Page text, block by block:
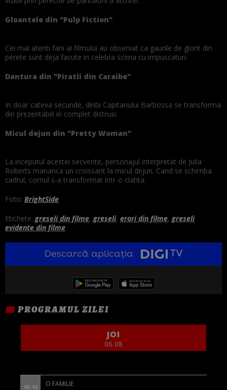
Gloantele din "Pulp Fiction"
Cei mai atenti fani ai filmului au observat ca gaurile de glont din
perete sunt deja facute in celebra scena cu impuscaturi.
Dantura din "Piratii din Caraibe"
In doar cateva secunde, dintii Capitanului Barbossa se transforma
din prezentabili in complet distrusi.
Micul dejun din "Pretty Woman"
La inceputul acestei secvente, personajul interpretat de Julia
Roberts mananca un croissant la micul dejun. Cand se schimba
cadrul, cornul s-a transformat intr-o clatita.
Foto: BrightSide
Etichete: greseli din filme, greseli, erori din filme, greseli
evidente din filme
Descarcă aplicația
PROGRAMUL ZILEI
JOI
06.08
06:10 O FAMILIE